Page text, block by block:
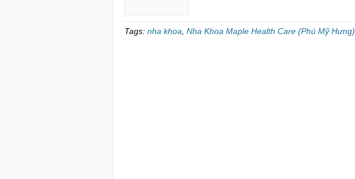
Tags: nha khoa Nha Khoa Maple Health Care (Phú Mỹ Hưng)